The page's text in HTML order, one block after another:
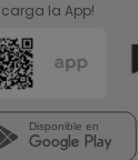
la App!